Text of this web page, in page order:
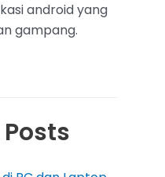
android yang
gampang.